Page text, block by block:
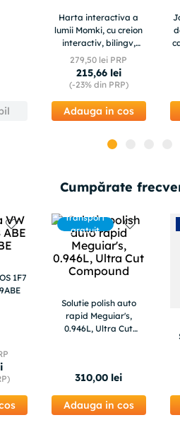
Harta interactiva a
lumii Momki, cu creion
interactiv, bilingv,
romana-engleza
279,50 lei PRP
215,66 lei
(-23%din PRP)
Adauga in cos
Cumpărate
1F7
Transport
gratuit
Solutie polish auto
rapid Meguiar's,
0.946L, Ultra Cut
310,00 lei
Adauga in cos